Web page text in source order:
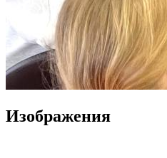
Изображения